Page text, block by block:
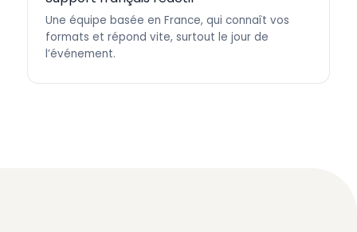
Une équipe basée en France, qui connaît vos
formats et répond vite, surtout le jour de
l’événement.